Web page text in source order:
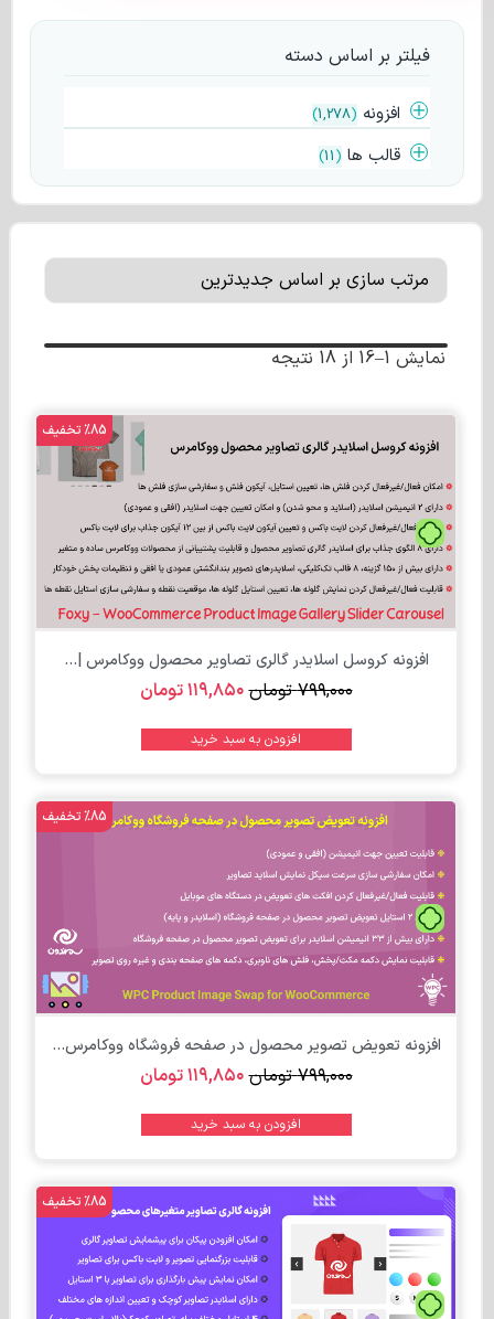
فیلتر بر اساس دسته
افزونه (
1,278
)
قالب ها (
11
)
نمایش 1–16 از 18 نتیجه
تومان
%85 تخفیف
افزونه کروسل اسلایدر گالری تصاویر محصول ووکامرس |...
۷۹۹,۰۰۰ تومان۱۱۹,۸۵۰تومان
افزودن به سبد خرید
تومان
%85 تخفیف
افزونه تعویض تصویر محصول در صفحه فروشگاه ووکامرس...
۷۹۹,۰۰۰ تومان۱۱۹,۸۵۰تومان
افزودن به سبد خرید
%85 تخفیف